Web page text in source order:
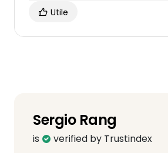
Utile
Sergio Rang
is verified by Trustindex